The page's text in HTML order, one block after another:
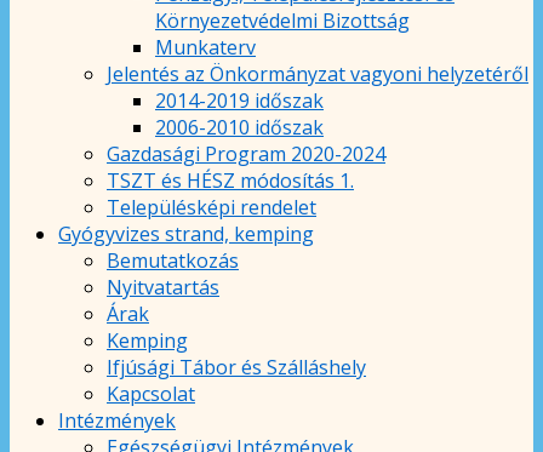
Környezetvédelmi Bizottság
Munkaterv
Jelentés az Önkormányzat vagyoni helyzetéről
2014-2019 időszak
2006-2010 időszak
Gazdasági Program 2020-2024
TSZT és HÉSZ módosítás 1.
Településképi rendelet
Gyógyvizes strand, kemping
Bemutatkozás
Nyitvatartás
Árak
Kemping
Ifjúsági Tábor és Szálláshely
Kapcsolat
Intézmények